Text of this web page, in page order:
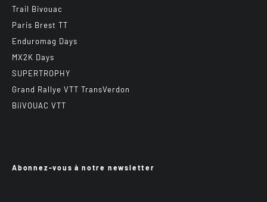
Trail Bivouac
Paris Brest TT
Enduromag Days
MX2K Days
SUPERTROPHY
Grand Rallye VTT TransVerdon
BiiVOUAC VTT
Abonnez-vous à notre newsletter